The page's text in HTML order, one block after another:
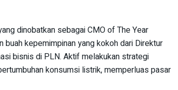
dinobatkan sebagai CMO of The Year
buah kepemimpinan yang kokoh dari Direktur
bisnis di PLN. Aktif melakukan strategi
konsumsi listrik, memperluas pasar